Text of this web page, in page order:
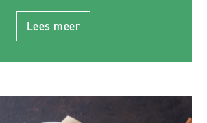
Lees meer